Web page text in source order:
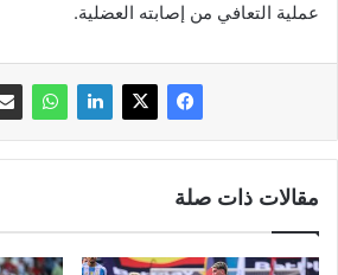
عملية التعافي من إصابته العضلية.
مقالات ذات صلة